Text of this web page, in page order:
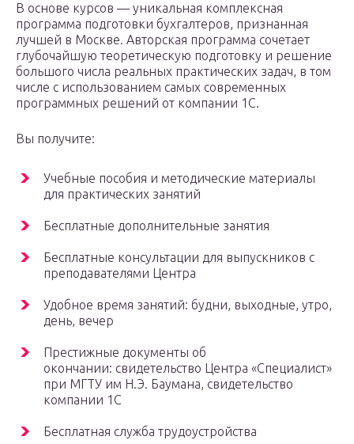
В основе курсов — уникальная комплексная
программа подготовки бухгалтеров, признанная
лучшей в Москве. Авторская программа сочетает
глубочайшую теоретическую подготовку и решение
большого числа реальных практических задач, в том
числе с использованием самых современных
программных решений от компании 1С.
Вы получите:
Учебные пособия и методические материалы
для практических занятий
Бесплатные дополнительные занятия
Бесплатные консультации для выпускников с
преподавателями Центра
Удобное время занятий: будни, выходные, утро,
день, вечер
Престижные документы об
окончании: свидетельство Центра «Специалист»
при МГТУ им Н.Э. Баумана, свидетельство
компании 1С
Бесплатная служба трудоустройства